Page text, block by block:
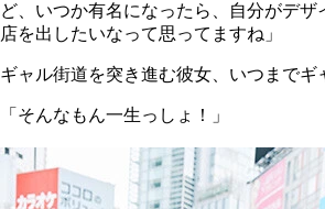
ど、いつか有名になったら、自分がデザ
店を出したいなって思ってますね」
ギャル街道を突き進む彼女、いつまでギ
「そんなもん一生っしょ！」